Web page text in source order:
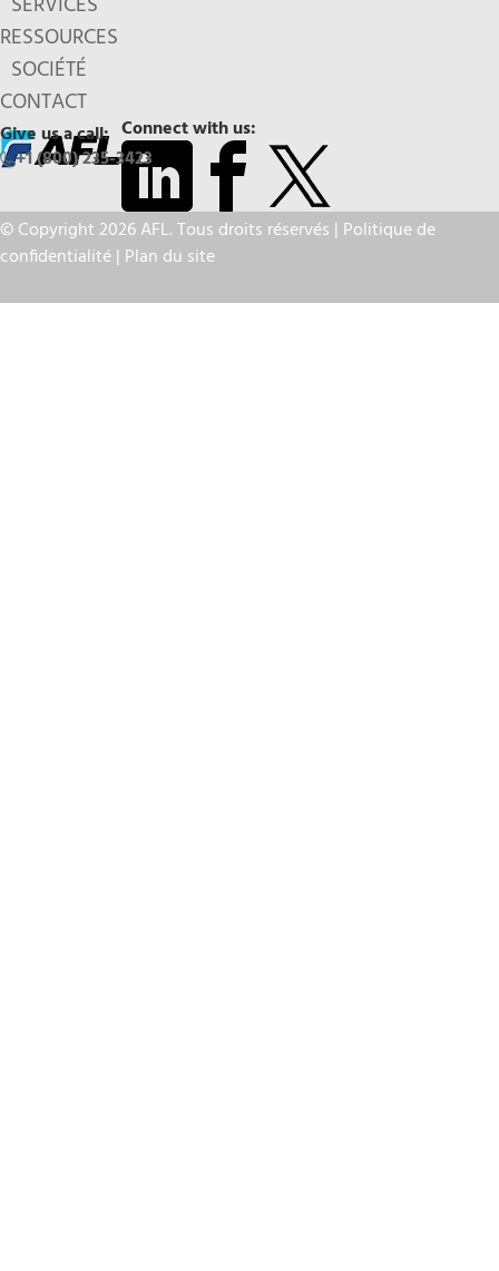
RESSOURCES
SOCIÉTÉ
CONTACT
Connect with us:
Give us a call:
+1 (800) 235-3423
© Copyright 2026 AFL. Tous droits réservés | Politique de
confidentialité| Plan du site